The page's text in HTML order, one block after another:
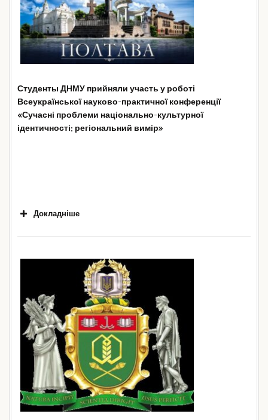
«Епідеміологія. Оперативний моніторинг за
поширеннямCOVID-19. Нормативно-
правове забезпечення заходів по подоланню
пандемії»
заходи в умовах стаціонару»
«Маршрутизація
пацієнтів з підозрою на COVID
звернулись на первинну ланку»
Студенты ДНМУ прийняли участь у роботі
Всеукраїнської науково-практичної конференції
«Сучасні проблеми національно-культурної
ідентичності: регіональний вимір»
Докладніше